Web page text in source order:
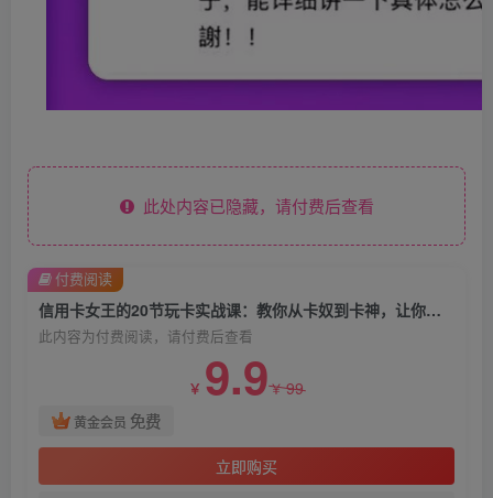
此处内容已隐藏，请付费后查看
信用卡女王的20节玩卡实战课：教你从卡奴到卡神，让你越刷越有钱！
此内容为付费阅读，请付费后查看
￥ 9.9￥99
黄金会员 免费
立即购买
付费阅读